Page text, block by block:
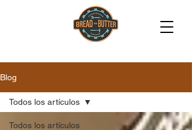
Blog
Todos los artículos
Todos los artículos